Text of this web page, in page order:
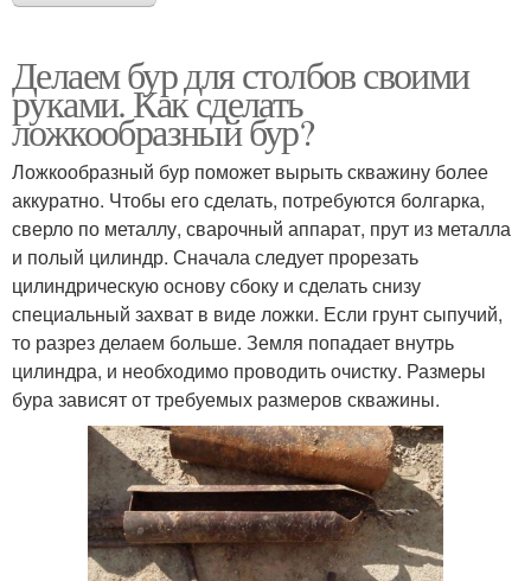
Делаем бур для столбов своими
руками. Как сделать
ложкообразный бур?
Ложкообразный бур поможет вырыть скважину более
аккуратно. Чтобы его сделать, потребуются болгарка,
сверло по металлу, сварочный аппарат, прут из металла
и полый цилиндр. Сначала следует прорезать
цилиндрическую основу сбоку и сделать снизу
специальный захват в виде ложки. Если грунт сыпучий,
то разрез делаем больше. Земля попадает внутрь
цилиндра, и необходимо проводить очистку. Размеры
бура зависят от требуемых размеров скважины.